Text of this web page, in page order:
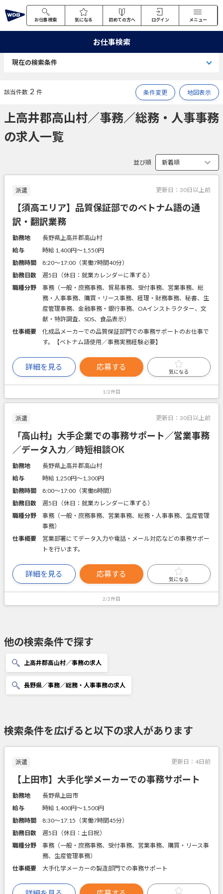
お仕事検索 気になる 初めての方へ ログイン メニュー
お仕事検索
現在の検索条件
該当件数 2 件 条件変更 地図表示
上高井郡高山村／事務／総務・人事事務
の求人一覧
並び順
派遣 更新日： 30日以上前
【須高エリア】品質保証部でのベトナム語の通
訳・翻訳業務
勤務地
長野県上高井郡高山村
給与
時給 1,400円〜1,550円
勤務時間
8:20～17:00（実働7時間40分）
勤務日数
週5日（休日：就業カレンダーに準ずる）
職種分野
事務（一般・庶務事務、貿易事務、受付事務、営業事務、総
務・人事事務、購買・リース事務、経理・財務事務、秘書、生
産管理事務、金融事務・銀行事務、OAインストラクター、文
献・特許調査、SDS、食品表示）
仕事概要
化成品メーカーでの品質保証部門での事務サポートのお仕事で
す。【ベトナム語使用／事務実務経験必要】
詳細を見る 応募する
気になる
1/2件目
派遣 更新日： 30日以上前
「高山村」大手企業での事務サポート／営業事務
／データ入力／時短相談OK
勤務地
長野県上高井郡高山村
給与
時給 1,250円〜1,300円
勤務時間
8:00～17:00（実働8時間）
勤務日数
週5日（休日：就業カレンダーに準ずる）
職種分野
事務（一般・庶務事務、営業事務、総務・人事事務、生産管理
事務）
仕事概要
営業部署にてデータ入力や電話・メール対応などの事務サポー
トを行います。
詳細を見る 応募する
気になる
2/2件目
他の検索条件で探す
上高井郡高山村／事務の求人
長野県／事務／総務・人事事務の求人
検索条件を広げると以下の求人があります
派遣 更新日： 4日前
【上田市】大手化学メーカーでの事務サポート
勤務地
長野県上田市
給与
時給 1,400円〜1,500円
勤務時間
8:30～17:15（実働7時間45分）
勤務日数
週5日（休日：土日祝）
職種分野
事務（一般・庶務事務、受付事務、営業事務、購買・リース事
務、生産管理事務）
仕事概要
大手化学メーカーの製造部門での事務サポート